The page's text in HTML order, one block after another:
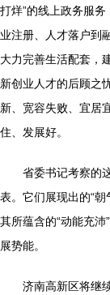
打烊”的线上政务服
业注册、人才落户到
大力完善生活配套，
新创业人才的后顾之
新、宽容失败、宜居
住、发展好。
省委书记考察的
表。它们展现出的“朝
其所蕴含的“动能充
展势能。
济南高新区将继